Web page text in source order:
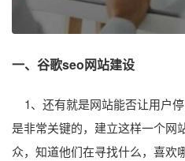
一、谷歌seo网站建设
1、还有就是网站能否让用户
是非常关键的，建立这样一个网
众，知道他们在寻找什么，喜欢